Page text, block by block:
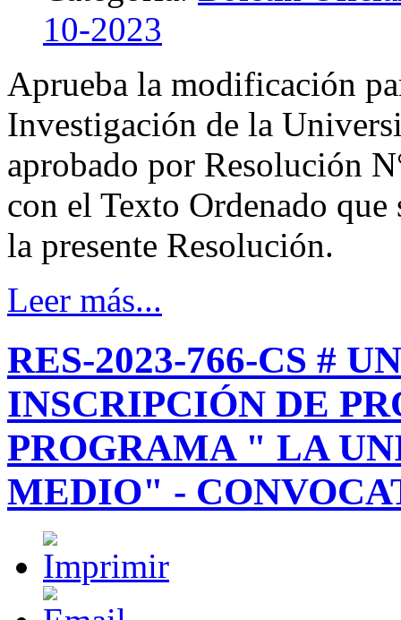
10-2023
Aprueba la modificación
Investigación de la
aprobado por Resolución
con el Texto Ordenado
la presente Resolución.
Leer más...
RES-2023-766-CS #
INSCRIPCIÓN DE
PROGRAMA " LA
MEDIO" -